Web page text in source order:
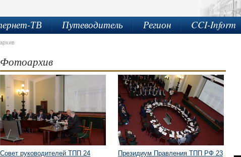
ТВ Путеводитель Регион CCI-Inform
Фотоархив
Совет руководителей ТПП 24
Президиум Правления ТПП РФ 23